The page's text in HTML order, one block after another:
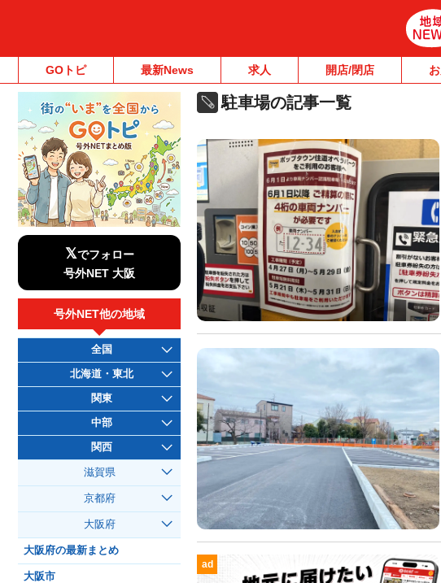
GOトピ 最新News 求人 開店/閉店
駐車場の記事一覧
ad
𝕏でフォロー
号外NET 大阪
号外NET他の地域
全国
北海道・東北
関東
中部
関西
滋賀県
京都府
大阪府
大阪府の最新まとめ
大阪市